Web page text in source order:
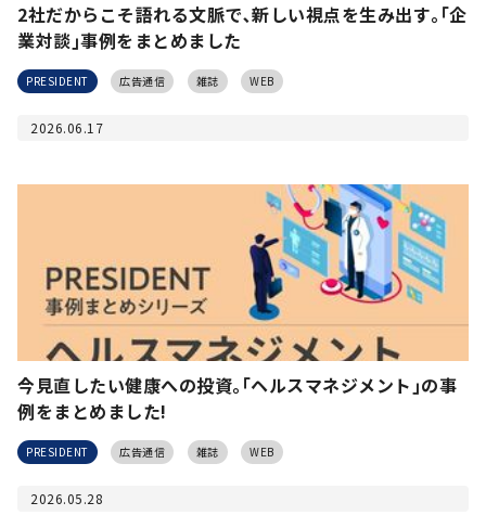
2社だからこそ語れる文脈で､新しい視点を生み出す｡｢企
業対談｣事例をまとめました
PRESIDENT 広告通信 雑誌 WEB
2026.06.17
今見直したい健康への投資｡｢ヘルスマネジメント｣の事
例をまとめました!
PRESIDENT 広告通信 雑誌 WEB
2026.05.28